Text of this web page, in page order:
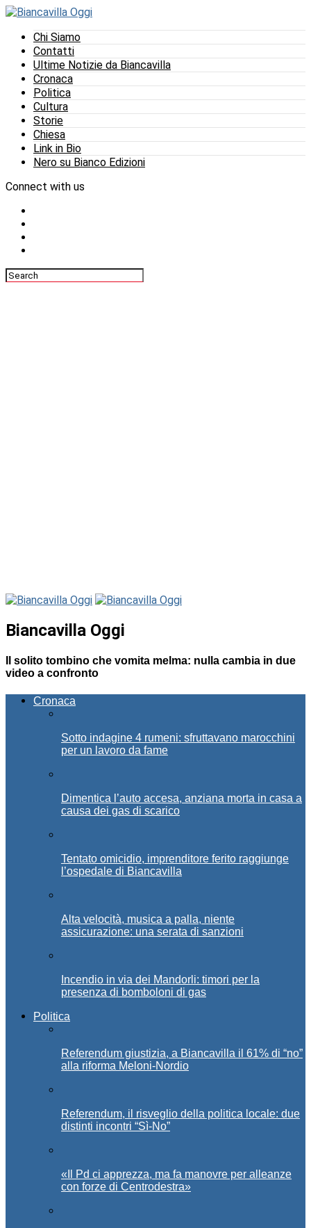
Chi Siamo
Contatti
Ultime Notizie da Biancavilla
Cronaca
Politica
Cultura
Storie
Chiesa
Link in Bio
Nero su Bianco Edizioni
Connect with us
Biancavilla Oggi
Il solito tombino che vomita melma: nulla cambia in due
video a confronto
Cronaca
Sotto indagine 4 rumeni: sfruttavano marocchini
per un lavoro da fame
Dimentica l’auto accesa, anziana morta in casa a
causa dei gas di scarico
Tentato omicidio, imprenditore ferito raggiunge
l’ospedale di Biancavilla
Alta velocità, musica a palla, niente
assicurazione: una serata di sanzioni
Incendio in via dei Mandorli: timori per la
presenza di bomboloni di gas
Politica
Referendum giustizia, a Biancavilla il 61% di “no”
alla riforma Meloni-Nordio
Referendum, il risveglio della politica locale: due
distinti incontri “Sì-No”
«Il Pd ci apprezza, ma fa manovre per alleanze
con forze di Centrodestra»